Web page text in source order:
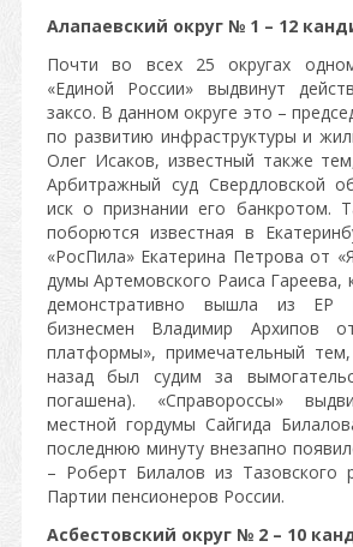
Алапаевский округ № 1 – 12
Почти во всех 25 округах
«Единой России» выдвинут
заксо. В данном округе это –
по развитию инфраструктуры и
Олег Исаков, известный также
Арбитражный суд Свердловской
иск о признании его банкротом.
поборются известная в
«РосПила» Екатерина Петрова от
думы Артемовского Раиса Гареева,
демонстративно вышла из
бизнесмен Владимир Архипов
платформы», примечательный
назад был судим за
погашена). «Справороссы»
местной гордумы Сайгида
последнюю минуту внезапно
– Роберт Билалов из Тазовского
Партии пенсионеров России.
Асбестовский округ № 2 – 10